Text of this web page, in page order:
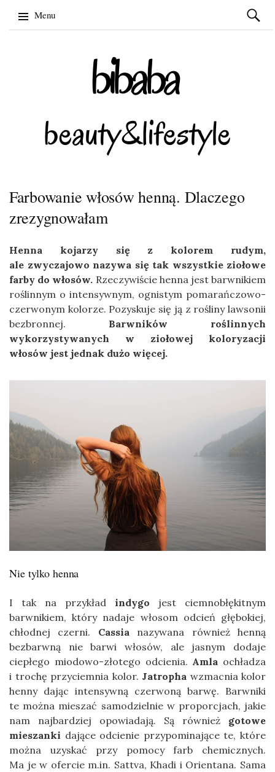
Menu
Szukaj:
Farbowanie włosów henną. Dlaczego
zrezygnowałam
Henna kojarzy się z kolorem rudym,
ale zwyczajowo nazywa się tak wszystkie ziołowe
farby do włosów. Rzeczywiście henna jest barwnikiem
roślinnym o intensywnym, ognistym pomarańczowo-
czerwonym kolorze. Pozyskuje się ją z rośliny lawsonii
bezbronnej. Barwników roślinnych
wykorzystywanych w ziołowej koloryzacji
włosów jest jednak dużo więcej.
Nie tylko henna
I tak na przykład indygo jest ciemnobłękitnym
barwnikiem, który nadaje włosom odcień głębokiej,
chłodnej czerni. Cassianazywana również henną
bezbarwną nie barwi włosów, ale jasnym dodaje
ciepłego miodowo-złotego odcienia. Amla ochładza
i trochę przyciemnia kolor. Jatropha wzmacnia kolor
henny dając intensywną czerwoną barwę. Barwniki
te można mieszać samodzielnie w proporcjach, jakie
nam najbardziej opowiadają. Są również gotowe
mieszanki dające odcienie przypominające te, które
można uzyskać przy pomocy farb chemicznych.
Ma je w ofercie m.in. Sattva, Khadi i Orientana. Sama